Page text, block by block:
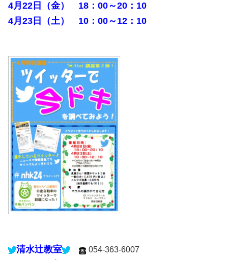
4月22日（金） 18：00～20：10
4月23日（土） 10：00～12：10
清水辻教室 054-363-6007